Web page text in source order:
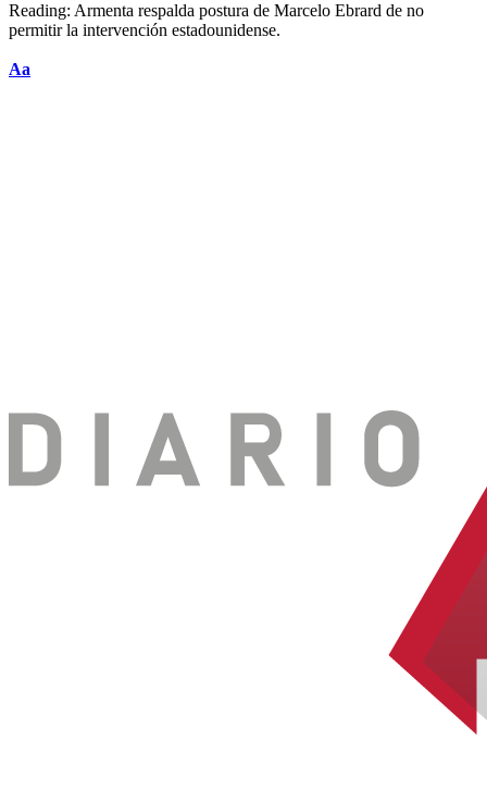
Reading: Armenta respalda postura de Marcelo Ebrard de no
permitir la intervención estadounidense.
Aa